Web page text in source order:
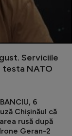
Serviciile
testa NATO
6
Chișinăul că
rusă după
Geran-2